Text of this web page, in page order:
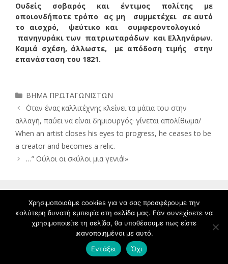
Ουδείς σοβαρός και έντιμος πολίτης με
οποιονδήποτε τρόπο ας μη συμμετέχει σε αυτό
το αισχρό, ψεύτικο και συμφεροντολογικό
πανηγυράκι των πατριωταράδων και Ελληνάρων.
Καμιά σχέση, άλλωστε, με απόδοση τιμής στην
επανάσταση του 1821.
Κατηγορίες
ΒΗΜΑ ΠΡΩΤΑΓΩΝΙΣΤΩΝ
΄Οταν ένας καλλιτέχνης κλείνει τα μάτια του στην
αλλαγή, παύει να είναι δημιουργός· γίνεται απολίθωμα/
When an artist closes his eyes to progress, he ceases to be
a creator and becomes a relic.
…” Ούλοι οι σκύλοι μια γενιά!»
Πρόσφατα άρθρα
Zeus Xenios under persecution in Greece
Χρησιμοποιούμε cookies για να σας προσφέρουμε την
καλύτερη δυνατή εμπειρία στη σελίδα μας. Εάν συνεχίσετε να
χρησιμοποιείτε τη σελίδα, θα υποθέσουμε πως είστε
ικανοποιημένοι με αυτό.
Εντάξει
Όχι